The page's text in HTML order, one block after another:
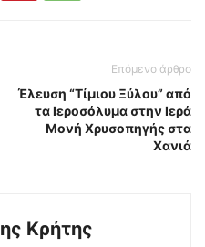
Επόμενο άρθρο
Έλευση “Τίμιου Ξύλου” από
τα Ιεροσόλυμα στην Ιερά
Μονή Χρυσοπηγής στα
Χανιά
Κρήτης